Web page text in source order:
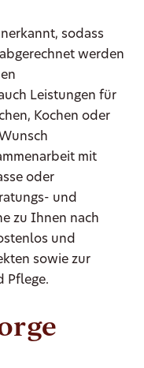
sodass
werden
Leistungen für
Kochen oder
mit
oder
und
zu Ihnen nach
und
sowie zur
Pflege.